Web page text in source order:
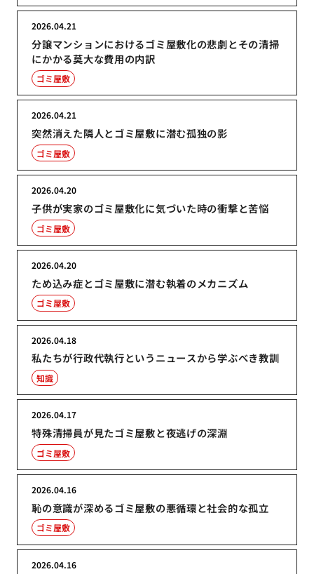
分譲マンションにおけるゴミ屋敷化の悲劇とその清掃
にかかる莫大な費用の内訳
2026.04.21
ゴミ屋敷
突然消えた隣人とゴミ屋敷に潜む孤独の影
2026.04.21
ゴミ屋敷
子供が実家のゴミ屋敷化に気づいた時の衝撃と苦悩
2026.04.20
ゴミ屋敷
ため込み症とゴミ屋敷に潜む執着のメカニズム
2026.04.20
ゴミ屋敷
私たちが行政代執行というニュースから学ぶべき教訓
2026.04.18
知識
特殊清掃員が見たゴミ屋敷と夜逃げの深淵
2026.04.17
ゴミ屋敷
恥の意識が深めるゴミ屋敷の悪循環と社会的な孤立
2026.04.16
ゴミ屋敷
2026.04.16